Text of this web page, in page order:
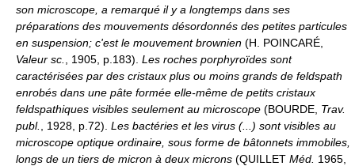
son microscope, a remarqué il y a longtemps dans ses
préparations des mouvements désordonnés des petites particules
en suspension; c'est le mouvement brownien (H. POINCARÉ,
Valeur sc.
, 1905, p.183). Les roches porphyroïdes sont
caractérisées par des cristaux plus ou moins grands de feldspath
enrobés dans une pâte formée elle-même de petits cristaux
feldspathiques visibles seulement au microscope (BOURDE, Trav.
publ.
, 1928, p.72). Les bactéries et les virus (...) sont visibles au
microscope optique ordinaire, sous forme de bâtonnets immobiles,
longs de un tiers de micron à deux microns (QUILLET Méd. 1965,